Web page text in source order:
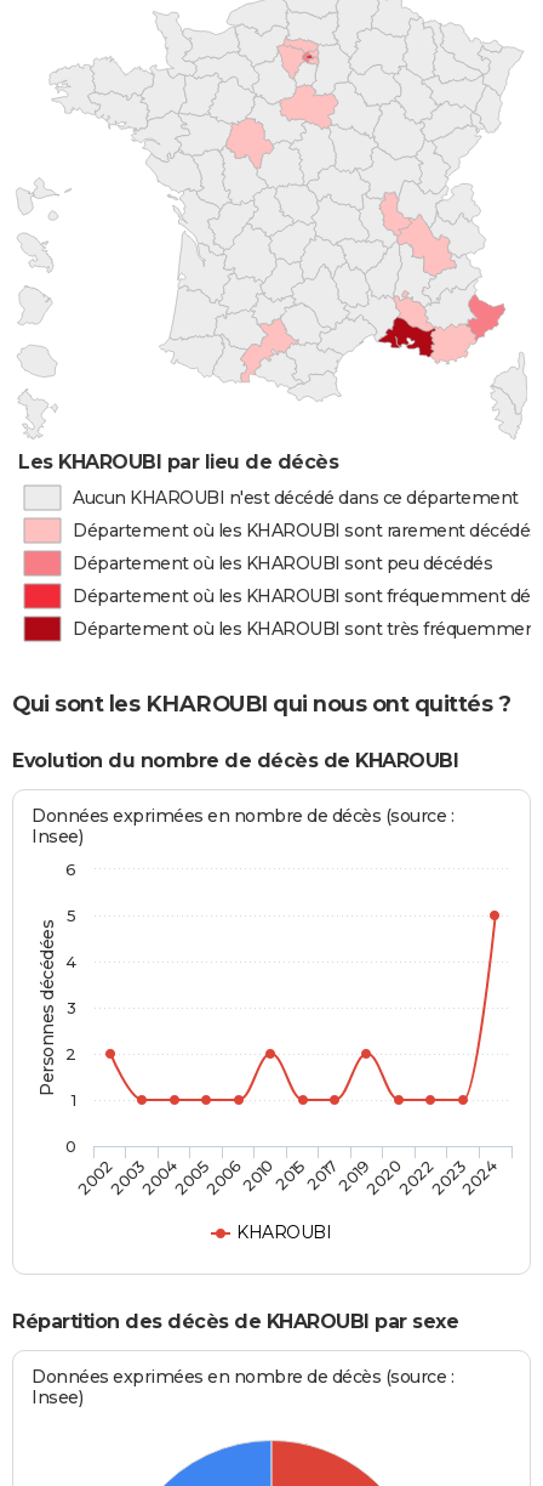
Les KHAROUBI par lieu de décès
Aucun KHAROUBI n'est décédé dans ce département
Département où les KHAROUBI sont rarement décédés
Département où les KHAROUBI sont peu décédés
Département où les KHAROUBI sont fréquemment
Département où les KHAROUBI sont très
Qui sont les KHAROUBI qui nous ont quittés ?
Evolution du nombre de décès de KHAROUBI
Personnes décédées
Données exprimées en nombre de décès (source :
Insee)
KHAROUBI
2002200320042005200620102015201720192020202220232024
0
1
2
3
4
5
6
Répartition des décès de KHAROUBI par sexe
Données exprimées en nombre de décès (source :
Insee)